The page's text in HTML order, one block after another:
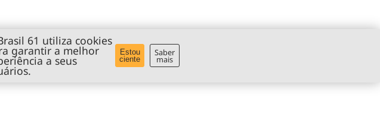
61 utiliza cookies
garantir a melhor
a seus
Estou
ciente
Saber
mais